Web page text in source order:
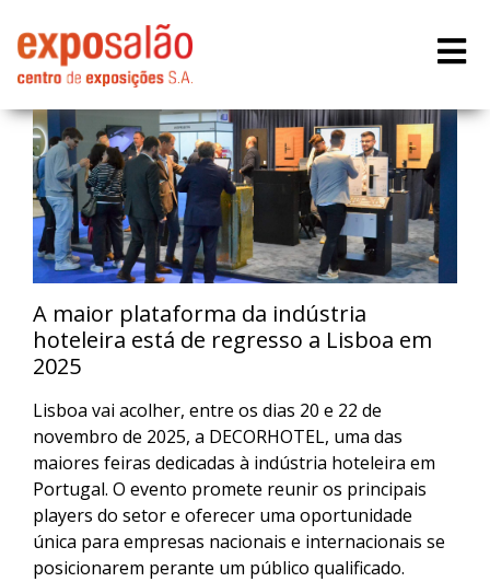
A maior plataforma da indústria
hoteleira está de regresso a Lisboa em
2025
Lisboa vai acolher, entre os dias 20 e 22 de
novembro de 2025, a DECORHOTEL, uma das
maiores feiras dedicadas à indústria hoteleira em
Portugal. O evento promete reunir os principais
players do setor e oferecer uma oportunidade
única para empresas nacionais e internacionais se
posicionarem perante um público qualificado.